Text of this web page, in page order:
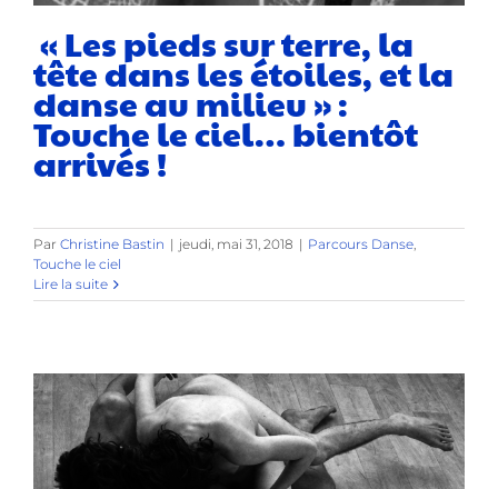
« Les pieds sur terre, la
tête dans les étoiles, et la
danse au milieu » :
Touche le ciel… bientôt
arrivés !
Par Christine Bastin | jeudi, mai 31, 2018 | Parcours Danse,
Touche le ciel
Lire la suite